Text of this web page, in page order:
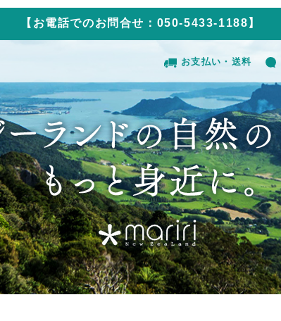
【お電話でのお問合せ：050-5433-1188】
お支払い・送料